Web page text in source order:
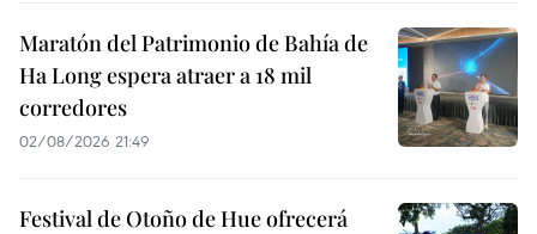
Maratón del Patrimonio de Bahía de
Ha Long espera atraer a 18 mil
corredores
02/08/2026 21:49
Festival de Otoño de Hue ofrecerá